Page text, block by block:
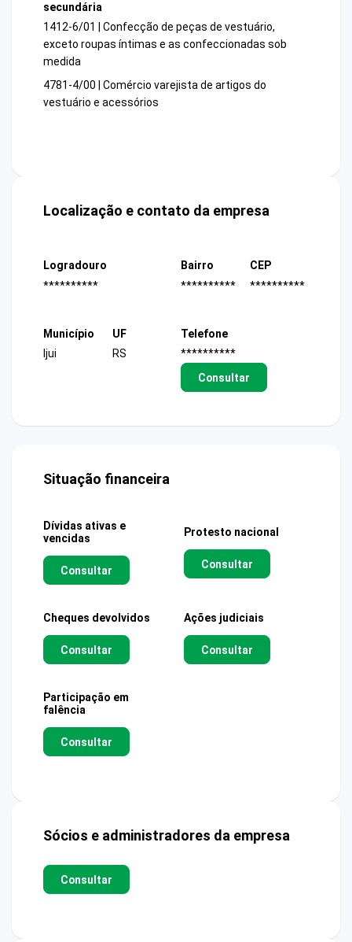
secundária
1412-6/01 | Confecção de peças de vestuário,
exceto roupas íntimas e as confeccionadas sob
medida
4781-4/00 | Comércio varejista de artigos do
vestuário e acessórios
Localização e contato da empresa
Logradouro
**********
Bairro
**********
CEP
**********
Município
Ijui
UF
RS
Telefone
**********
Consultar
Situação financeira
Dívidas ativas e
vencidas
Consultar
Protesto nacional
Consultar
Cheques devolvidos
Consultar
Ações judiciais
Consultar
Participação em
falência
Consultar
Sócios e administradores da empresa
Consultar